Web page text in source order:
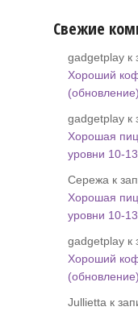
Свежие
gadgetplay к
Хороший
(обновление)
gadgetplay к
Хорошая
уровни 10-13
Сережа к
Хорошая
уровни 10-13
gadgetplay к
Хороший
(обновление)
Jullietta к